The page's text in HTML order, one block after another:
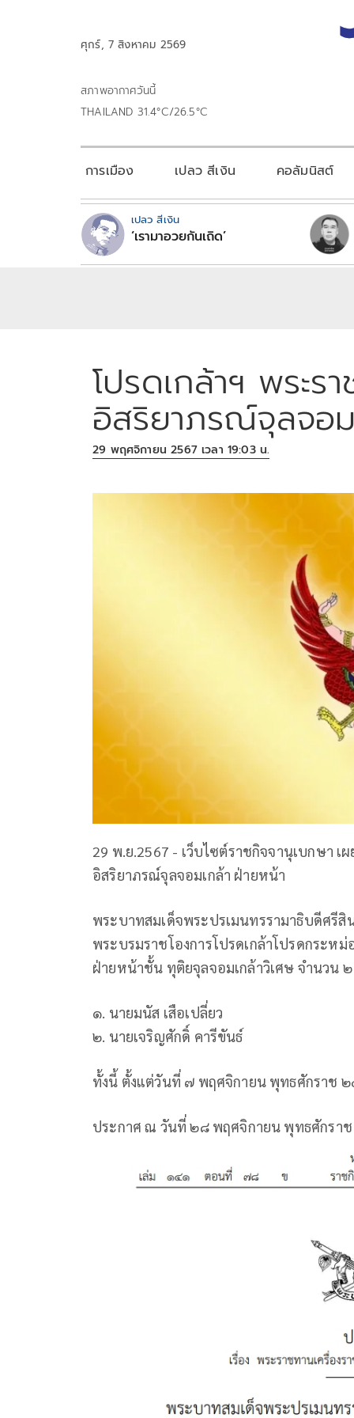
ศุกร์, 7 สิงหาคม 2569
สภาพอากาศวันนี้
THAILAND 31.4°C/26.5°C
การเมือง เปลว สีเงิน คอลัมนิสต์
เปลว สีเงิน
‘เรามาอวยกันเถิด’
โปรดเกล้าฯ พระร
อิสริยาภรณ์จุลจอ
29 พฤศจิกายน 2567 เวลา 19:03 น.
29 พ.ย.2567 - เว็บไซต์ราชกิจจานุเบกษา เ
อิสริยาภรณ์จุลจอมเกล้า ฝ่ายหน้า
พระบาทสมเด็จพระปรเมนทรรามาธิบดีศรีสิ
พระบรมราชโองการโปรดเกล้าโปรดกระห
ฝ่ายหน้าชั้น ทุติยจุลจอมเกล้าวิเศษ จำนวน ๒
๑. นายมนัส เสือเปลี่ยว
๒. นายเจริญศักดิ์ คารีขันธ์
ทั้งนี้ ตั้งแต่วันที่ ๗ พฤศจิกายน พุทธศักราช
ประกาศ ณ วันที่ ๒๘ พฤศจิกายน พุทธศักร